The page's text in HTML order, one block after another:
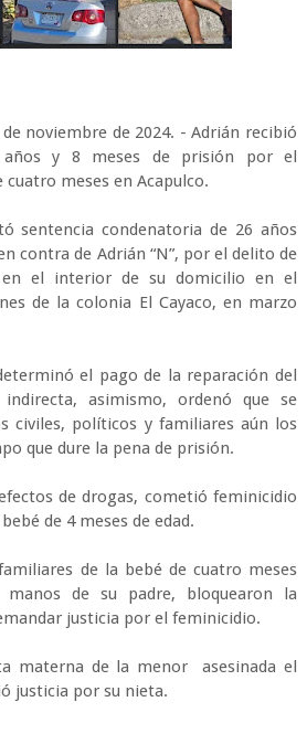
noviembre de 2024. - Adrián recibió
años y 8 meses de prisión por el
meses en Acapulco.
sentencia condenatoria de 26 años
contra de Adrián “N”, por el delito de
en el interior de su domicilio en el
de la colonia El Cayaco, en marzo
el pago de la reparación del
asimismo, ordenó que se
civiles, políticos y familiares aún los
que dure la pena de prisión.
de drogas, cometió feminicidio
de 4 meses de edad.
de la bebé de cuatro meses
manos de su padre, bloquearon la
justicia por el feminicidio.
materna de la menor asesinada el
justicia por su nieta.